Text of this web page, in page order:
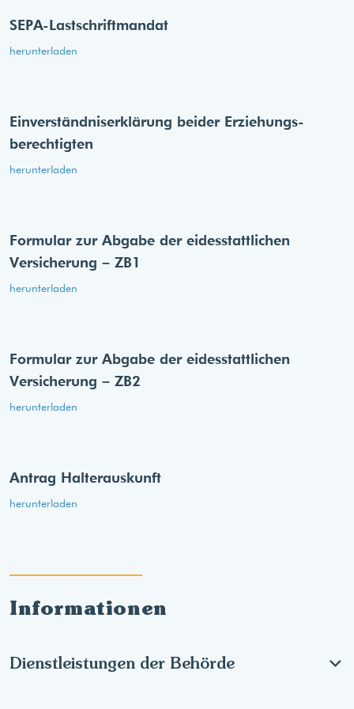
Informationen
Dienstleistungen der Behörde
SEPA-Lastschriftmandat
herunterladen
Einverständnis­erklärung beider Erziehungs­
berechtigten
herunterladen
Formular zur Abgabe der eides­stattlichen
Versicherung – ZB1
herunterladen
Formular zur Abgabe der eides­stattlichen
Versicherung – ZB2
herunterladen
Antrag Halterauskunft
herunterladen